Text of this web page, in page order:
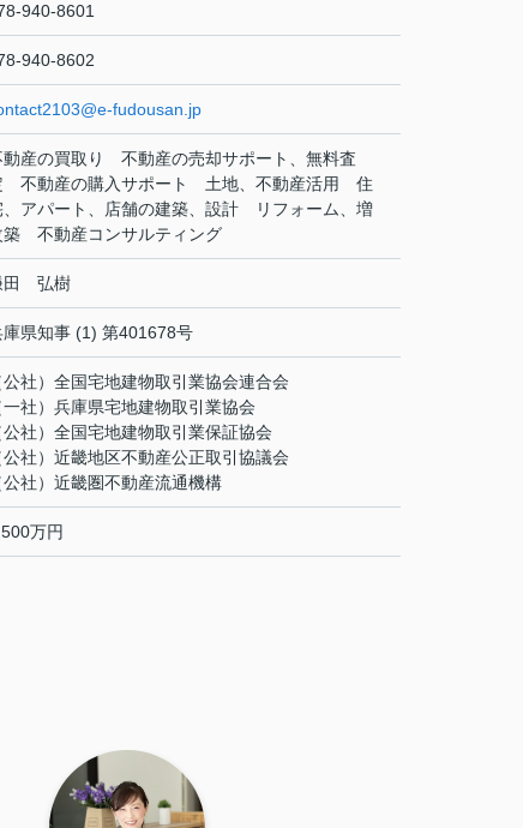
940-8601
940-8602
fudousan.jp
動産の買取り 不動産の売却サポート、無料査
不動産の購入サポート 土地、不動産活用 住
、アパート、店舗の建築、設計 リフォーム、増
築 不動産コンサルティング
田 弘樹
庫県知事 (1) 第401678号
公社）全国宅地建物取引業協会連合会
一社）兵庫県宅地建物取引業協会
公社）全国宅地建物取引業保証協会
公社）近畿地区不動産公正取引協議会
公社）近畿圏不動産流通機構
万円